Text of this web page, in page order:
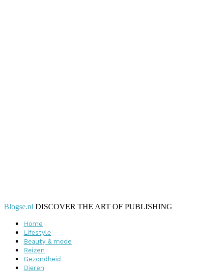
Blogse.nl DISCOVER THE ART OF PUBLISHING
Home
Lifestyle
Beauty & mode
Reizen
Gezondheid
Dieren